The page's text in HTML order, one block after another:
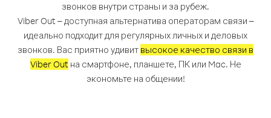
звонков внутри страны и за рубеж.
Viber Out – доступная альтернатива операторам связи –
идеально подходит для регулярных личных и деловых
звонков. Вас приятно удивит высокое качество связи в
Viber Outна смартфоне, планшете, ПК или Mac. Не
экономьте на общении!